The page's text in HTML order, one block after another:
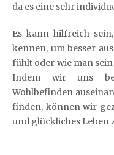
da es eine sehr
Es kann hilfreich
kennen, um besser
fühlt oder wie man
Indem wir uns
Wohlbefinden
finden, können wir
und glückliches Leben